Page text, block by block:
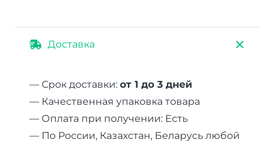
Доставка
— Срок доставки: от 1 до 3 дней
— Качественная упаковка товара
— Оплата при получении: Есть
— По России, Казахстан, Беларусь любой